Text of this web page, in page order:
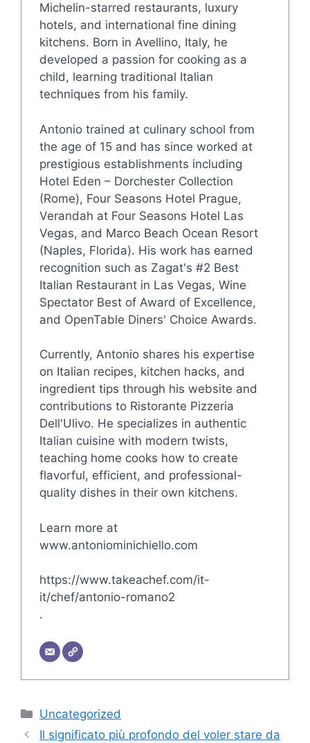
Michelin-starred restaurants, luxury
hotels, and international fine dining
kitchens. Born in Avellino, Italy, he
developed a passion for cooking as a
child, learning traditional Italian
techniques from his family.
Antonio trained at culinary school from
the age of 15 and has since worked at
prestigious establishments including
Hotel Eden – Dorchester Collection
(Rome), Four Seasons Hotel Prague,
Verandah at Four Seasons Hotel Las
Vegas, and Marco Beach Ocean Resort
(Naples, Florida). His work has earned
recognition such as Zagat's #2 Best
Italian Restaurant in Las Vegas, Wine
Spectator Best of Award of Excellence,
and OpenTable Diners' Choice Awards.
Currently, Antonio shares his expertise
on Italian recipes, kitchen hacks, and
ingredient tips through his website and
contributions to Ristorante Pizzeria
Dell'Ulivo. He specializes in authentic
Italian cuisine with modern twists,
teaching home cooks how to create
flavorful, efficient, and professional-
quality dishes in their own kitchens.
Learn more at
www.antoniominichiello.com
https://www.takeachef.com/it-
it/chef/antonio-romano2
.
Categorie
Uncategorized
Il significato più profondo del voler stare da